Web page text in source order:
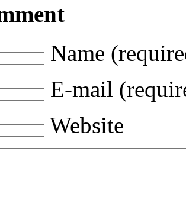
Name
E-mail
Website